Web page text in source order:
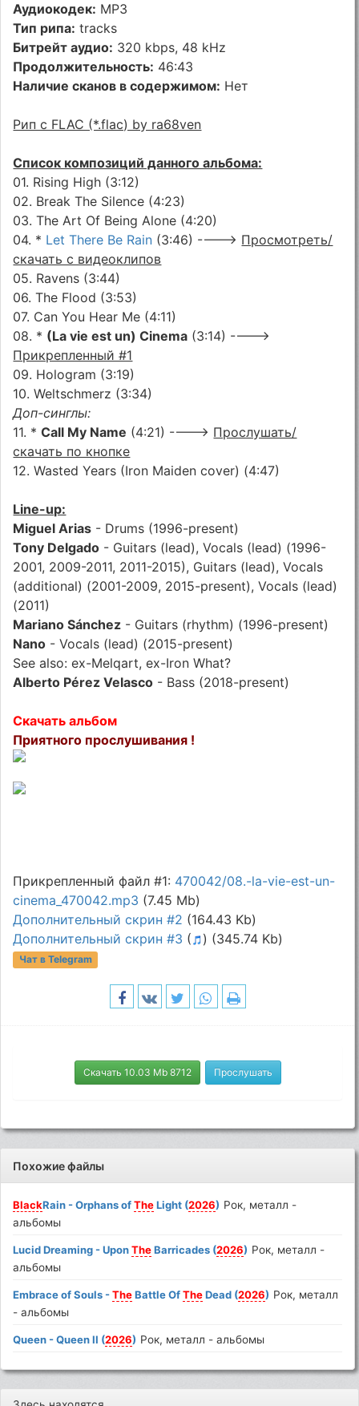
Аудиокодек: MP3
Тип рипа: tracks
Битрейт аудио: 320 kbps, 48 kHz
Продолжительность: 46:43
Наличие сканов в содержимом: Нет
Рип с FLAC (*.flac) by ra68ven
Список композиций данного альбома:
01. Rising High (3:12)
02. Break The Silence (4:23)
03. The Art Of Being Alone (4:20)
04. * Let There Be Rain (3:46) ----> Просмотреть/
скачать с видеоклипов
05. Ravens (3:44)
06. The Flood (3:53)
07. Can You Hear Me (4:11)
08. * (La vie est un) Cinema (3:14) ---->
Прикрепленный #1
09. Hologram (3:19)
10. Weltschmerz (3:34)
Доп-синглы:
11. *Call My Name (4:21) ----> Прослушать/
скачать по кнопке
12. Wasted Years (Iron Maiden cover) (4:47)
Line-up:
Miguel Arias - Drums (1996-present)
Tony Delgado - Guitars (lead), Vocals (lead) (1996-
2001, 2009-2011, 2011-2015), Guitars (lead), Vocals
(additional) (2001-2009, 2015-present), Vocals (lead)
(2011)
Mariano Sánchez - Guitars (rhythm) (1996-present)
Nano - Vocals (lead) (2015-present)
See also: ex-Melqart, ex-Iron What?
Alberto Pérez Velasco - Bass (2018-present)
Скачать альбом
Приятного прослушивания !
Прикрепленный файл #1: 470042/08.-la-vie-est-un-
cinema_470042.mp3 (7.45 Mb)
Дополнительный скрин #2 (164.43 Kb)
Дополнительный скрин #3 ( ) (345.74 Kb)
Чат в Telegram
Скачать 10.03 Mb 8712 Прослушать
Похожие файлы
BlackRain - Orphans ofTheLight (2026) Рок, металл -
альбомы
Lucid Dreaming - UponTheBarricades (2026) Рок, металл -
альбомы
Embrace of Souls -TheBattle OfTheDead (2026) Рок, металл
- альбомы
Queen - Queen II (2026) Рок, металл - альбомы